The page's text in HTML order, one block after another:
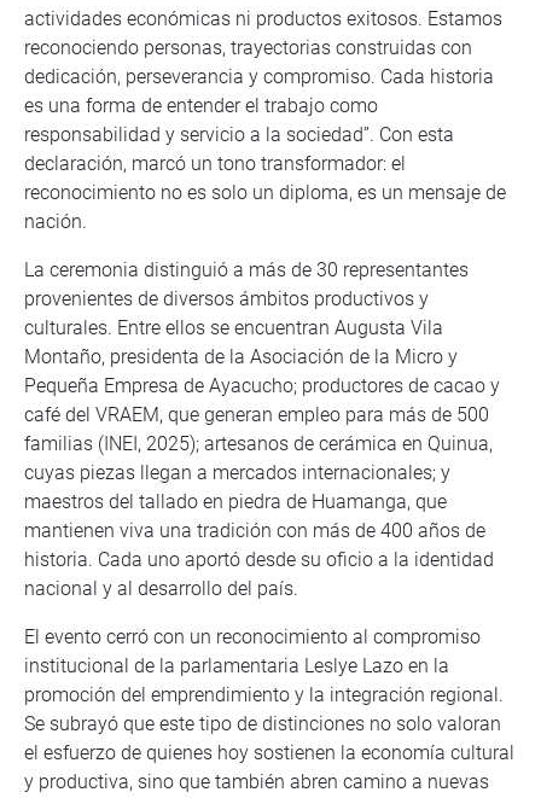
actividades económicas ni productos exitosos. Estamos
reconociendo personas, trayectorias construidas con
dedicación, perseverancia y compromiso. Cada historia
es una forma de entender el trabajo como
responsabilidad y servicio a la sociedad”. Con esta
declaración, marcó un tono transformador: el
reconocimiento no es solo un diploma, es un mensaje de
nación.
La ceremonia distinguió a más de 30 representantes
provenientes de diversos ámbitos productivos y
culturales. Entre ellos se encuentran Augusta Vila
Montaño, presidenta de la Asociación de la Micro y
Pequeña Empresa de Ayacucho; productores de cacao y
café del VRAEM, que generan empleo para más de 500
familias (INEI, 2025); artesanos de cerámica en Quinua,
cuyas piezas llegan a mercados internacionales; y
maestros del tallado en piedra de Huamanga, que
mantienen viva una tradición con más de 400 años de
historia. Cada uno aportó desde su oficio a la identidad
nacional y al desarrollo del país.
El evento cerró con un reconocimiento al compromiso
institucional de la parlamentaria Leslye Lazo en la
promoción del emprendimiento y la integración regional.
Se subrayó que este tipo de distinciones no solo valoran
el esfuerzo de quienes hoy sostienen la economía cultural
y productiva, sino que también abren camino a nuevas